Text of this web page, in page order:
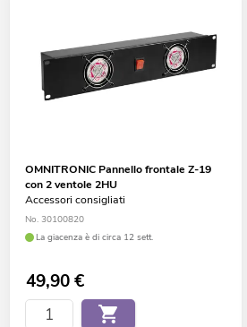
OMNITRONIC Pannello frontale Z-19
con 2 ventole 2HU
Accessori consigliati
No. 30100820
La giacenza è di circa 12 sett.
49,90€